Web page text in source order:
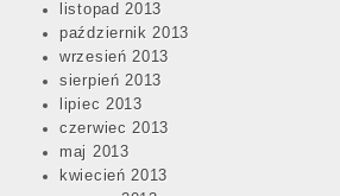
listopad 2013
październik 2013
wrzesień 2013
sierpień 2013
lipiec 2013
czerwiec 2013
maj 2013
kwiecień 2013